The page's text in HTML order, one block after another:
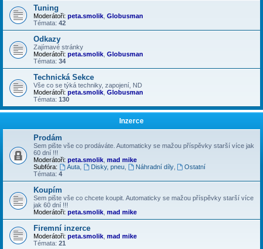
Tuning
Moderátoři: peta.smolik, Globusman
Témata: 42
Odkazy
Zajímavé stránky
Moderátoři: peta.smolik, Globusman
Témata: 34
Technická Sekce
Vše co se týká techniky, zapojení, ND
Moderátoři: peta.smolik, Globusman
Témata: 130
Inzerce
Prodám
Sem pište vše co prodáváte. Automaticky se mažou příspěvky starší více jak
60 dní !!!
Moderátoři: peta.smolik, mad mike
Subfóra:
Auta, Disky, pneu, Náhradní díly,
Ostatní
Témata: 4
Koupím
Sem pište vše co chcete koupit. Automaticky se mažou příspěvky starší více
jak 60 dní !!!
Moderátoři: peta.smolik, mad mike
Firemní inzerce
Moderátoři: peta.smolik, mad mike
Témata: 21